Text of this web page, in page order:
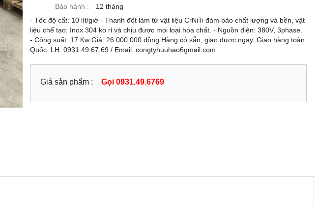
Bảo hành :
12 tháng
- Tốc độ cất: 10 lít/giờ - Thanh đốt làm từ vật liệu CrNiTi đảm bảo chất lượng và bền, vật
liệu chế tạo: Inox 304 ko rỉ và chịu được mọi loại hóa chất. - Nguồn điện: 380V, 3phase.
- Công suất: 17 Kw Giá: 26.000.000 đồng Hàng có sẵn, giao được ngay. Giao hàng toàn
Quốc. LH: 0931.49.67.69 / Email: congtyhuuhao6gmail.com
Giá sản phẩm : Gọi 0931.49.6769